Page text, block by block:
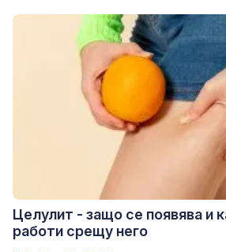
Целулит - защо се появява и
работи срещу него